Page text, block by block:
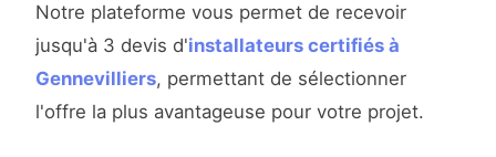
Notre plateforme vous permet de recevoir
jusqu'à 3 devis d'installateurs certifiés à
Gennevilliers, permettant de sélectionner
l'offre la plus avantageuse pour votre projet.